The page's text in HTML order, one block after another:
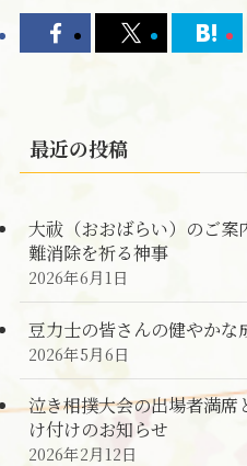
最近の投稿
大祓（おおばらい）のご
難消除を祈る神事
2026年6月1日
豆力士の皆さんの健やかな
2026年5月6日
泣き相撲大会の出場者満
け付けのお知らせ
2026年2月12日